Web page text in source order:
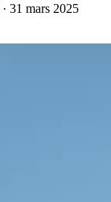
· 31 mars 2025